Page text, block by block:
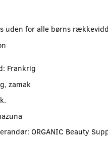
uden for alle børns
Frankrig
zamak
ORGANIC Beauty